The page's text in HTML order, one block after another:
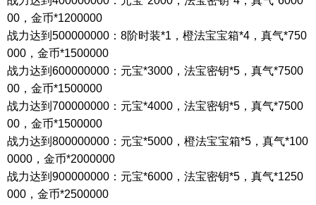
00 ，金币*1200000
战力达到 500000000 ： 8阶时装*1 ，橙法宝宝箱*4 ，真气*750
000 ，金币*1500000
战力达到 600000000 ：元宝*3000 ，法宝密钥*5 ，真气*7500
00 ，金币*1500000
战力达到 700000000 ：元宝*4000 ，法宝密钥*5 ，真气*7500
00 ，金币*1500000
战力达到 800000000 ：元宝*5000 ，橙法宝宝箱*5 ，真气*100
0000 ，金币*2000000
战力达到 900000000 ：元宝*6000 ，法宝密钥*5 ，真气*1250
000 ，金币*2500000